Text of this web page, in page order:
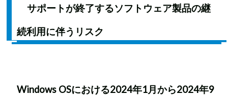
サポートが終了するソフトウェア製品の継
続利用に伴うリスク
Windows OSにおける2024年1月から2024年9